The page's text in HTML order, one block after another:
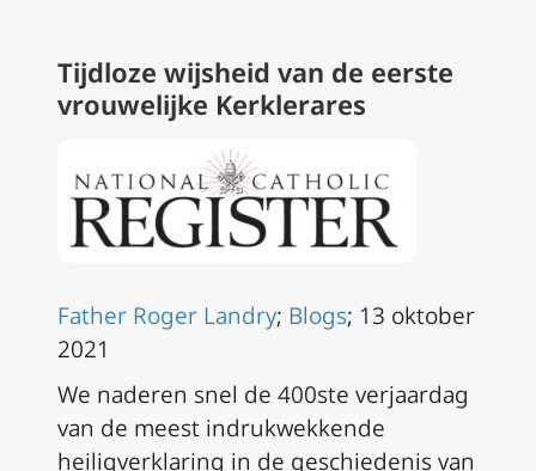
Tijdloze wijsheid van de eerste
vrouwelijke Kerklerares
Father Roger Landry; Blogs; 13 oktober
2021
We naderen snel de 400ste verjaardag
van de meest indrukwekkende
heiligverklaring in de geschiedenis van